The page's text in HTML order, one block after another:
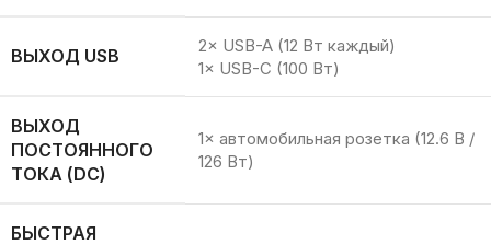
ВЫХОД USB
2× USB-A (12 Вт каждый)
1× USB-C (100 Вт)
ВЫХОД
ПОСТОЯННОГО
ТОКА (DC)
1× автомобильная розетка (12.6 В /
126 Вт)
БЫСТРАЯ